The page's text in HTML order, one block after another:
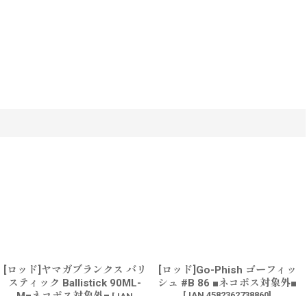
[ロッド]ヤマガブランクス バリ
スティック Ballistick 90ML-
[ロッド]Go-Phish ゴーフィッ
シュ #B 86 ■ネコポス対象外■